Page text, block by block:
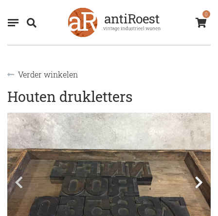
0
Verder winkelen
Houten drukletters